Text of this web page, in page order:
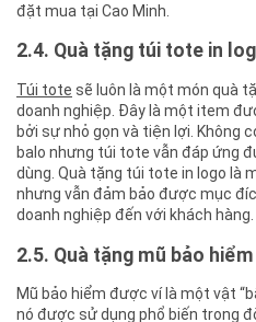
đặt mua tại Cao Minh.
2.4. Quà tặng túi tote in
Túi tote sẽ luôn là một món quà
doanh nghiệp. Đây là một item
bởi sự nhỏ gọn và tiện lợi. Không
balo nhưng túi tote vẫn đáp ứng
dùng. Quà tặng túi tote in logo là
nhưng vẫn đảm bảo được mục
doanh nghiệp đến với khách hàng.
2.5. Quà tặng mũ bảo
Mũ bảo hiểm được ví là một vật
nó được sử dụng phổ biến trong